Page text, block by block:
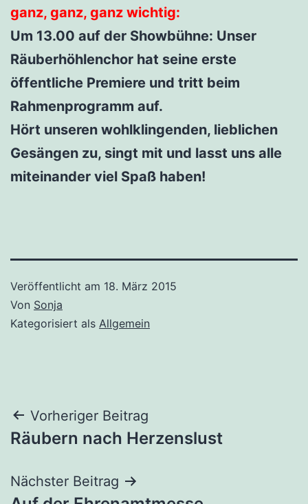
ganz, ganz, ganz wichtig:
Um 13.00 auf der Showbühne: Unser
Räuberhöhlenchor hat seine erste
öffentliche Premiere und tritt beim
Rahmenprogramm auf.
Hört unseren wohlklingenden, lieblichen
Gesängen zu, singt mit und lasst uns alle
miteinander viel Spaß haben!
Veröffentlicht am 18. März 2015
Von Sonja
Kategorisiert als Allgemein
Beitragsnavigation
Vorheriger Beitrag
Räubern nach Herzenslust
Nächster Beitrag